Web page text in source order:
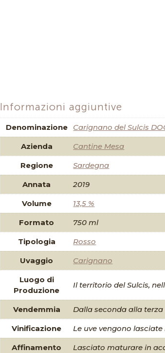
Informazioni aggiuntive
Denominazione Carignano del Sulcis
Azienda Cantine Mesa
Regione Sardegna
Annata 2019
Volume 13,5 %
Formato 750 ml
Tipologia Rosso
Uvaggio Carignano
Luogo di
Produzione
Il territorio del Sulcis,
Vendemmia Dalla seconda alla
Vinificazione Le uve vengono lasciate
Affinamento Lasciato maturare in